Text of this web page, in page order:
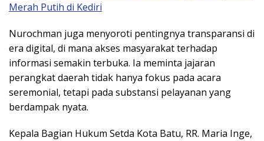
Merah Putih di Kediri
Nurochman juga menyoroti pentingnya transparansi di
era digital, di mana akses masyarakat terhadap
informasi semakin terbuka. Ia meminta jajaran
perangkat daerah tidak hanya fokus pada acara
seremonial, tetapi pada substansi pelayanan yang
berdampak nyata.
Kepala Bagian Hukum Setda Kota Batu, RR. Maria Inge,